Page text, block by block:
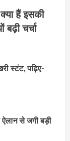
हैं इसकी
चर्चा
स्टंट, पढ़िए-
से जगी बड़ी